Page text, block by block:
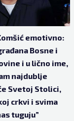
emotivno:
Bosne i
i u lično ime,
najdublje
Svetoj Stolici,
crkvi i svima
tuguju”